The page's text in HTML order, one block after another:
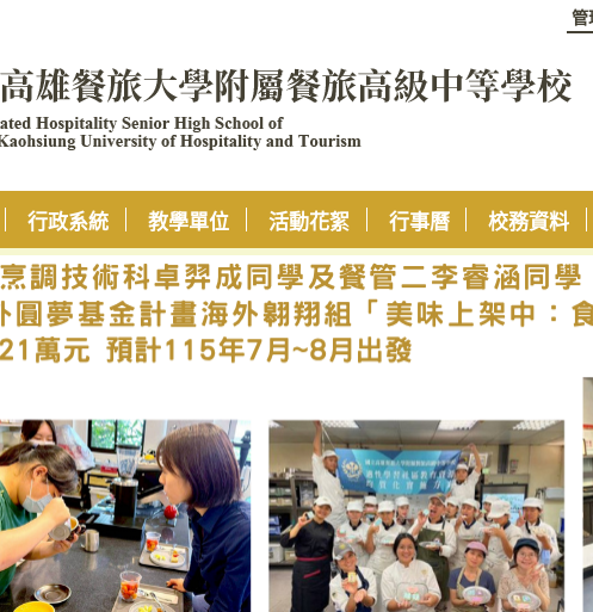
管
行政系統 教學單位 活動花絮 行事曆 校務資料